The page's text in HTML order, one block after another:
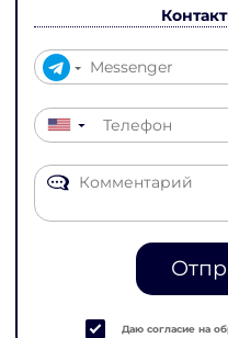
▼
Даю согласие на